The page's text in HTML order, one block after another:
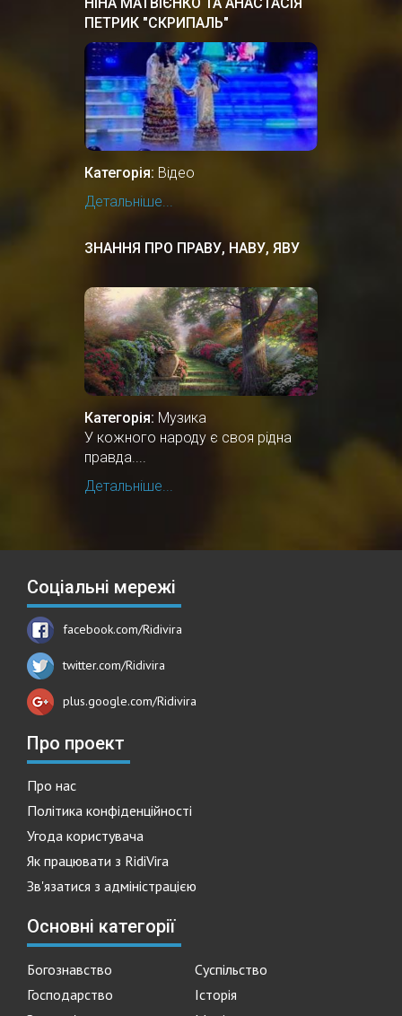
НІНА МАТВІЄНКО ТА АНАСТАСІЯ
ПЕТРИК "СКРИПАЛЬ"
Категорія: Відео
Детальніше...
ЗНАННЯ ПРО ПРАВУ, НАВУ, ЯВУ
Категорія: Музика
У кожного народу є своя рідна
правда....
Детальніше...
Соціальні мережі
facebook.com/Ridivira
twitter.com/Ridivira
plus.google.com/Ridivira
Про проект
Про нас
Політика конфіденційності
Угода користувача
Як працювати з RidiVira
Зв'язатися з адміністрацією
Основні категорії
Богознавство
Суспільство
Господарство
Історія